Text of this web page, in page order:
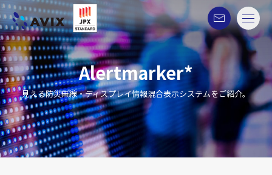
Alertmarker*
見える防災無線・ディスプレイ情報混合表示システムをご紹介。